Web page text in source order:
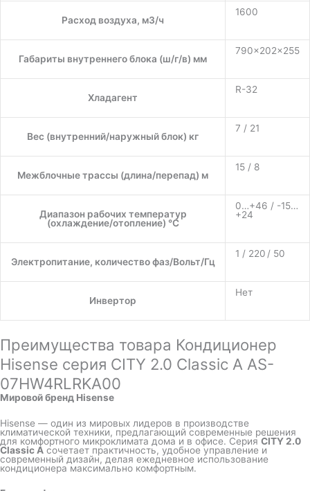
Расход воздуха, м3/ч
1600
Габариты внутреннего блока (ш/г/в) мм
790×202×255
Хладагент
R-32
Вес (внутренний/наружный блок) кг
7 / 21
Межблочные трассы (длина/перепад) м
15 / 8
Диапазон рабочих температур
(охлаждение/отопление) °C
0…+46 / -15…
+24
Электропитание, количество фаз/Вольт/Гц
1 / 220 / 50
Инвертор
Нет
Преимущества товара Кондиционер
Hisense серия CITY 2.0 Classic A AS-
07HW4RLRKA00
Мировой бренд Hisense
Hisense — один из мировых лидеров в производстве
климатической техники, предлагающий современные решения
для комфортного микроклимата дома и в офисе. Серия CITY 2.0
Classic A сочетает практичность, удобное управление и
современный дизайн, делая ежедневное использование
кондиционера максимально комфортным.